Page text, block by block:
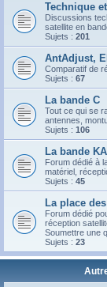
Technique
Discussions
satellite en
Sujets : 201
AntAdjust,
Comparatif de
Sujets : 67
La bande C
Tout ce qui se
antennes,
Sujets : 106
La bande KA
Forum dédié à
matériel,
Sujets : 45
La place
Forum dédié
réception
Soumettre une
Sujets : 23